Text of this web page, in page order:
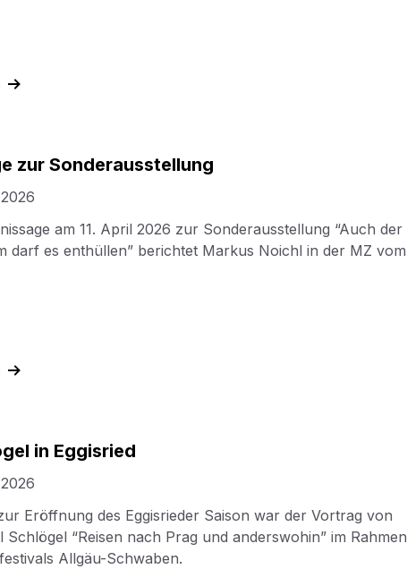
zur Sonderausstellung
am 11. April 2026 zur Sonderausstellung “Auch der
darf es enthüllen” berichtet Markus Noichl in der MZ vom
in Eggisried
Eröffnung des Eggisrieder Saison war der Vortrag von
Schlögel “Reisen nach Prag und anderswohin” im Rahmen
Allgäu-Schwaben.